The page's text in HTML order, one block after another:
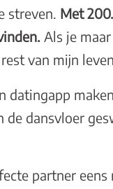
streven. Met
Als je maar
van mijn
datingapp
de dansvloer
partner